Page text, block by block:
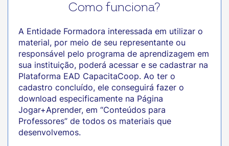
Como funciona?
A Entidade Formadora interessada em utilizar o
material, por meio de seu representante ou
responsável pelo programa de aprendizagem em
sua instituição, poderá acessar e se cadastrar na
Plataforma EAD CapacitaCoop. Ao ter o
cadastro concluído, ele conseguirá fazer o
download especificamente na Página
Jogar+Aprender, em “Conteúdos para
Professores” de todos os materiais que
desenvolvemos.